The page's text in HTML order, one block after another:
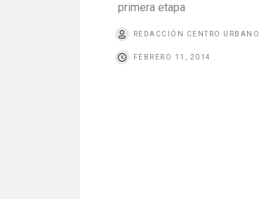
primera etapa
REDACCIÓN CENTRO URBANO
FEBRERO 11, 2014